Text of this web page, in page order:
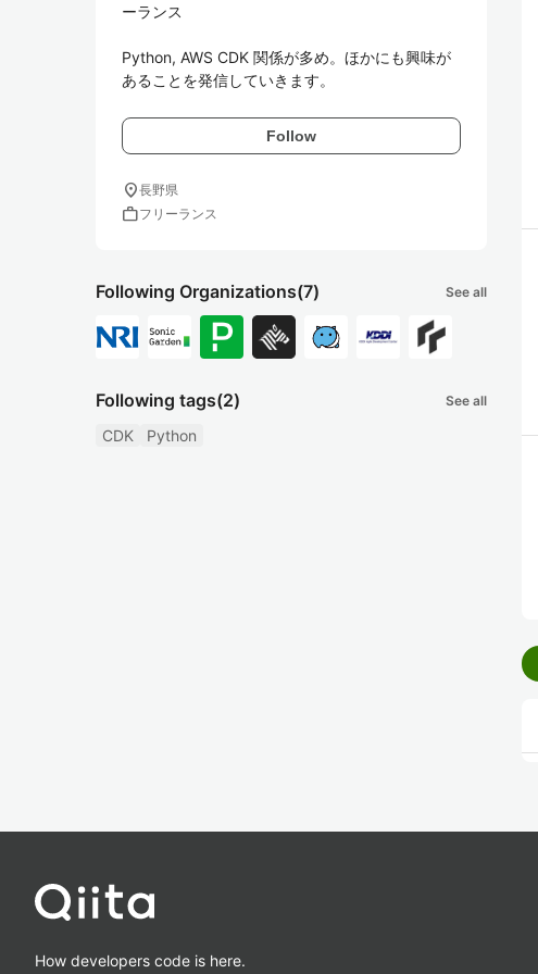
ーランス
Python, AWS CDK 関係が多め。ほかにも興味が
あることを発信していきます。
Follow
location_on長野県
workフリーランス
Following Organizations(7) See all
Following tags(2) See all
CDK Python
How developers code is here.